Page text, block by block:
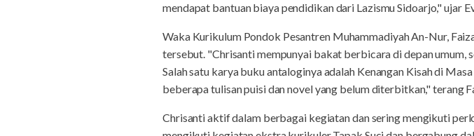
mendapat bantuan biaya pendidikan dari Lazismu Sidoarjo," ujar
Waka Kurikulum Pondok Pesantren Muhammadiyah An-Nur,
tersebut. "Chrisanti mempunyai bakat berbicara di depan umum,
Salah satu karya buku antaloginya adalah Kenangan Kisah di
beberapa tulisan puisi dan novel yang belum diterbitkan," terang
Chrisanti aktif dalam berbagai kegiatan dan sering mengikuti